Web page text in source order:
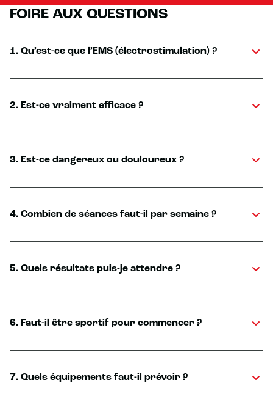
FOIRE AUX QUESTIONS
1. Qu’est-ce que l’EMS (électrostimulation) ?
2. Est-ce vraiment efficace ?
3. Est-ce dangereux ou douloureux ?
4. Combien de séances faut-il par semaine ?
5. Quels résultats puis-je attendre ?
6. Faut-il être sportif pour commencer ?
7. Quels équipements faut-il prévoir ?